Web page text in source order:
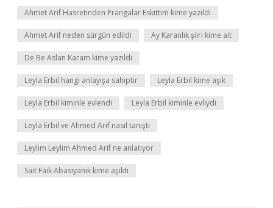
Ahmet Arif Hasretinden Prangalar Eskittim kime yazıldı
Ahmet Arif neden sürgün edildi Ay Karanlık şiiri kime ait
De Be Aslan Karam kime yazıldı
Leyla Erbil hangi anlayışa sahiptir Leyla Erbil kime aşık
Leyla Erbil kiminle evlendi Leyla Erbil kiminle evliydi
Leyla Erbil ve Ahmed Arif nasıl tanıştı
Leylim Leylim Ahmed Arif ne anlatıyor
Sait Faik Abasıyanık kime aşıktı